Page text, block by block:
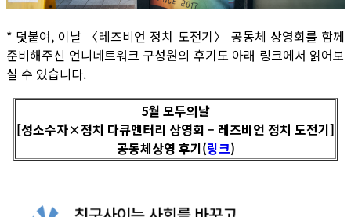
* 덧붙여, 이날 〈레즈비언 정치 도전기〉 공동체 상영회를 함께
준비해주신 언니네트워크 구성원의 후기도 아래 링크에서 읽어보
실 수 있습니다.
5월 모두의날
[성소수자×정치 다큐멘터리 상영회 – 레즈비언 정치 도전기]
공동체상영 후기(링크)